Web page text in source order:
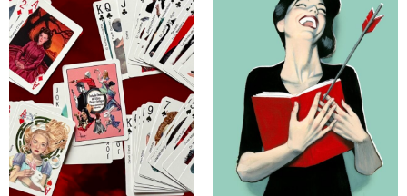
variantes.
opciones
pueden